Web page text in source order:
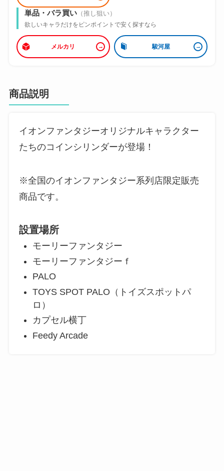
単品・バラ買い（推し狙い）
欲しいキャラだけをピンポイントで安く探すなら
メルカリ 駿河屋
商品説明
イオンファンタジーオリジナルキャラクター
たちのコインシリンダーが登場！
※全国のイオンファンタジー系列店限定販売
商品です。
設置場所
モーリーファンタジー
モーリーファンタジーｆ
PALO
TOYS SPOT PALO（トイズスポットパ
ロ）
カプセル横丁
Feedy Arcade